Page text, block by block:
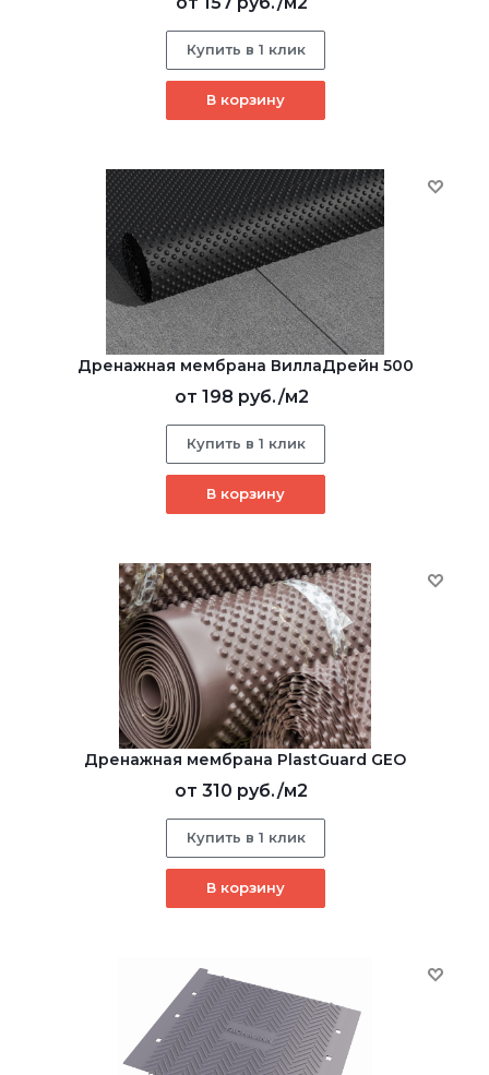
Купить в 1 клик
В корзину
Дренажная мембрана ВиллаДрейн 500
от 198 руб./м2
Купить в 1 клик
В корзину
Дренажная мембрана PlastGuard GEO
от 310 руб./м2
Купить в 1 клик
В корзину